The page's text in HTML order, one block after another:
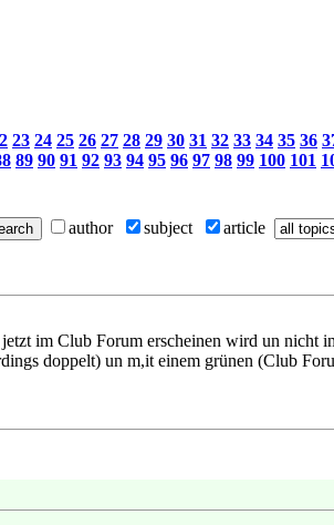
23 24 25 26 27 28 29 30 31 32 33 34 35 36
89 90 91 92 93 94 95 96 97 98 99 100 101
author subject article
im Club Forum erscheinen wird un nicht
doppelt) un m,it einem grünen (Club